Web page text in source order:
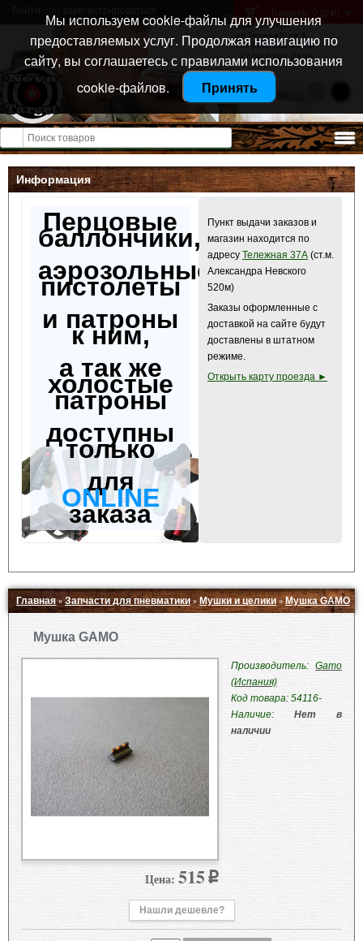
Санкт-Петербург
ул. Тележная 37 лит А
+7 (911) 021-04-08
+7 (812) 921-73-50
Товаров: 0 (0 p )
Открыть меню
Информация
Перцовые
баллончики,
аэрозольные
пистолеты
и патроны
к ним,
а так же
холостые
патроны
доступны
только
для
ONLINE
заказа
Пункт выдачи заказов и
магазин находится по
адресу Тележная 37А (ст.м.
Александра Невского
520м)
Заказы оформленные с
доставкой на сайте будут
доставлены в штатном
режиме.
Открыть карту проезда ►
Главная»Запчасти для пневматики » Мушки и целики»Мушка GAMO
Мушка GAMO
Производитель: Gamo
(Испания)
Код товара: 54116-
Наличие: Нет в
наличии
Цена: 515 p
Нашли дешевле?
Мы используем cookie-файлы для улучшения
предоставляемых услуг. Продолжая навигацию по
сайту, вы соглашаетесь с правилами использования
cookie-файлов.
Принять